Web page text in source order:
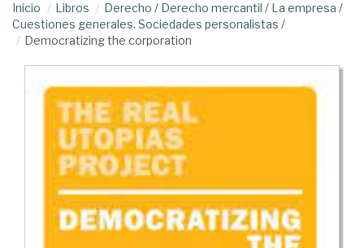
Inicio Libros Derecho / Derecho mercantil / La empresa /
Cuestiones generales. Sociedades personalistas /
Democratizing the corporation